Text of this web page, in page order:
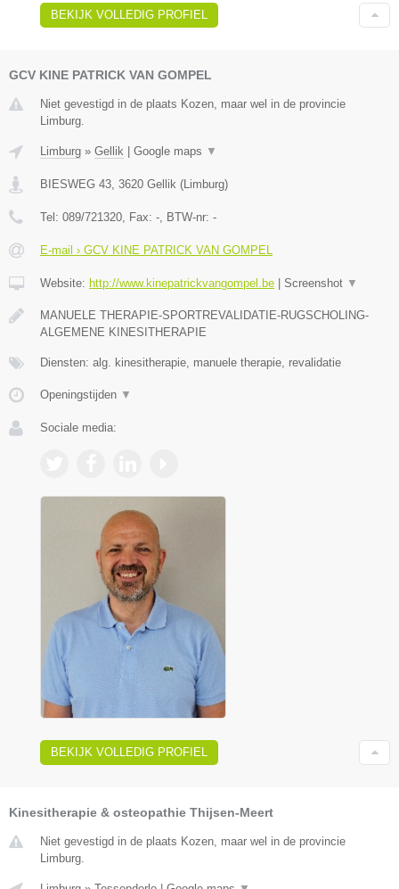
BEKIJK VOLLEDIG PROFIEL
GCV KINE PATRICK VAN GOMPEL
Niet gevestigd in de plaats Kozen, maar wel in de provincie
Limburg.
Limburg » Gellik Google maps ▼
BIESWEG 43, 3620 Gellik (Limburg)
Tel: 089/721320, Fax: -, BTW-nr: -
E-mail › GCV KINE PATRICK VAN GOMPEL
Website: http://www.kinepatrickvangompel.be Screenshot ▼
MANUELE THERAPIE-SPORTREVALIDATIE-RUGSCHOLING-
ALGEMENE KINESITHERAPIE
Diensten: alg. kinesitherapie, manuele therapie, revalidatie
Openingstijden ▼
Sociale media:
BEKIJK VOLLEDIG PROFIEL
Kinesitherapie & osteopathie Thijsen-Meert
Niet gevestigd in de plaats Kozen, maar wel in de provincie
Limburg.